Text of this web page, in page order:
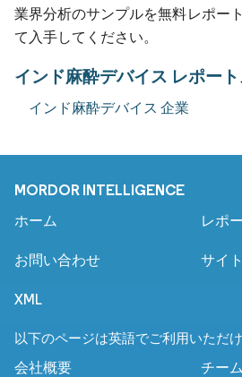
業界分析のサンプルを無料レポー
て入手してください。
インド麻酔デバイス レポー
インド麻酔デバイス 企業
MORDOR INTELLIGENCE
ホーム レポ
お問い合わせ サイ
XML
以下のページは英語でご利用いただ
会社概要
チー